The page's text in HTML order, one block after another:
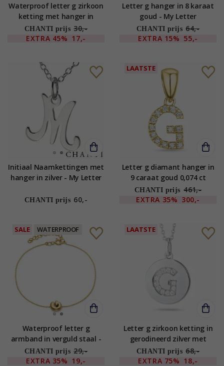
Waterproof letter g zirkoon
ketting met hanger in
verguld staal - OCEANA
CHANTI prijs 30,-
EXTRA 45% 17,-
Letter g hanger in 8 karaat
goud - My Letter
CHANTI prijs 64,-
EXTRA 15% 55,-
Initiaal Naamkettingen met
hanger in zilver - My Letter
CHANTI prijs 60,-
LAATSTE
Letter g diamant hanger in
9 caraat goud 0,074 ct
CHANTI prijs 461,-
EXTRA 35% 300,-
SALE WATERPROOF
Waterproof letter g
armband in verguld staal -
OCEANA
CHANTI prijs 29,-
EXTRA 35% 19,-
LAATSTE
Letter g zirkoon ketting in
gerodineerd zilver met
hanger in gerodineerd zilver
CHANTI prijs 68,-
EXTRA 75% 18,-